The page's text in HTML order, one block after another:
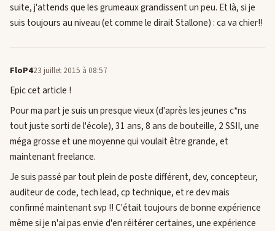
suite, j'attends que les grumeaux grandissent un peu. Et là, si je
suis toujours au niveau (et comme le dirait Stallone) : ca va chier!!
FloP423 juillet 2015 à 08:57
Epic cet article !
Pour ma part je suis un presque vieux (d'après les jeunes c*ns
tout juste sorti de l'école), 31 ans, 8 ans de bouteille, 2 SSII, une
méga grosse et une moyenne qui voulait être grande, et
maintenant freelance.
Je suis passé par tout plein de poste différent, dev, concepteur,
auditeur de code, tech lead, cp technique, et re dev mais
confirmé maintenant svp !! C'était toujours de bonne expérience
même si je n'ai pas envie d'en réitérer certaines, une expérience